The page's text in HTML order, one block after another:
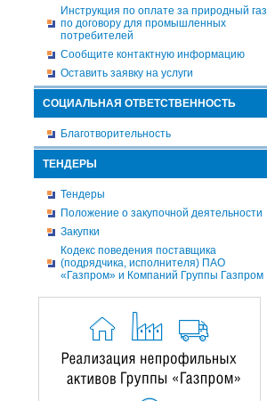
Инструкция по оплате за природный газ
по договору для промышленных
потребителей
Сообщите контактную информацию
Оставить заявку на услуги
СОЦИАЛЬНАЯ ОТВЕТСТВЕННОСТЬ
Благотворительность
ТЕНДЕРЫ
Тендеры
Положение о закупочной деятельности
Закупки
Кодекс поведения поставщика
(подрядчика, исполнителя) ПАО
«Газпром» и Компаний Группы Газпром